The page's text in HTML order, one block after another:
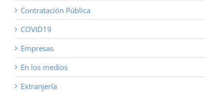
Contratación Pública
COVID19
Empresas
En los medios
Extranjería